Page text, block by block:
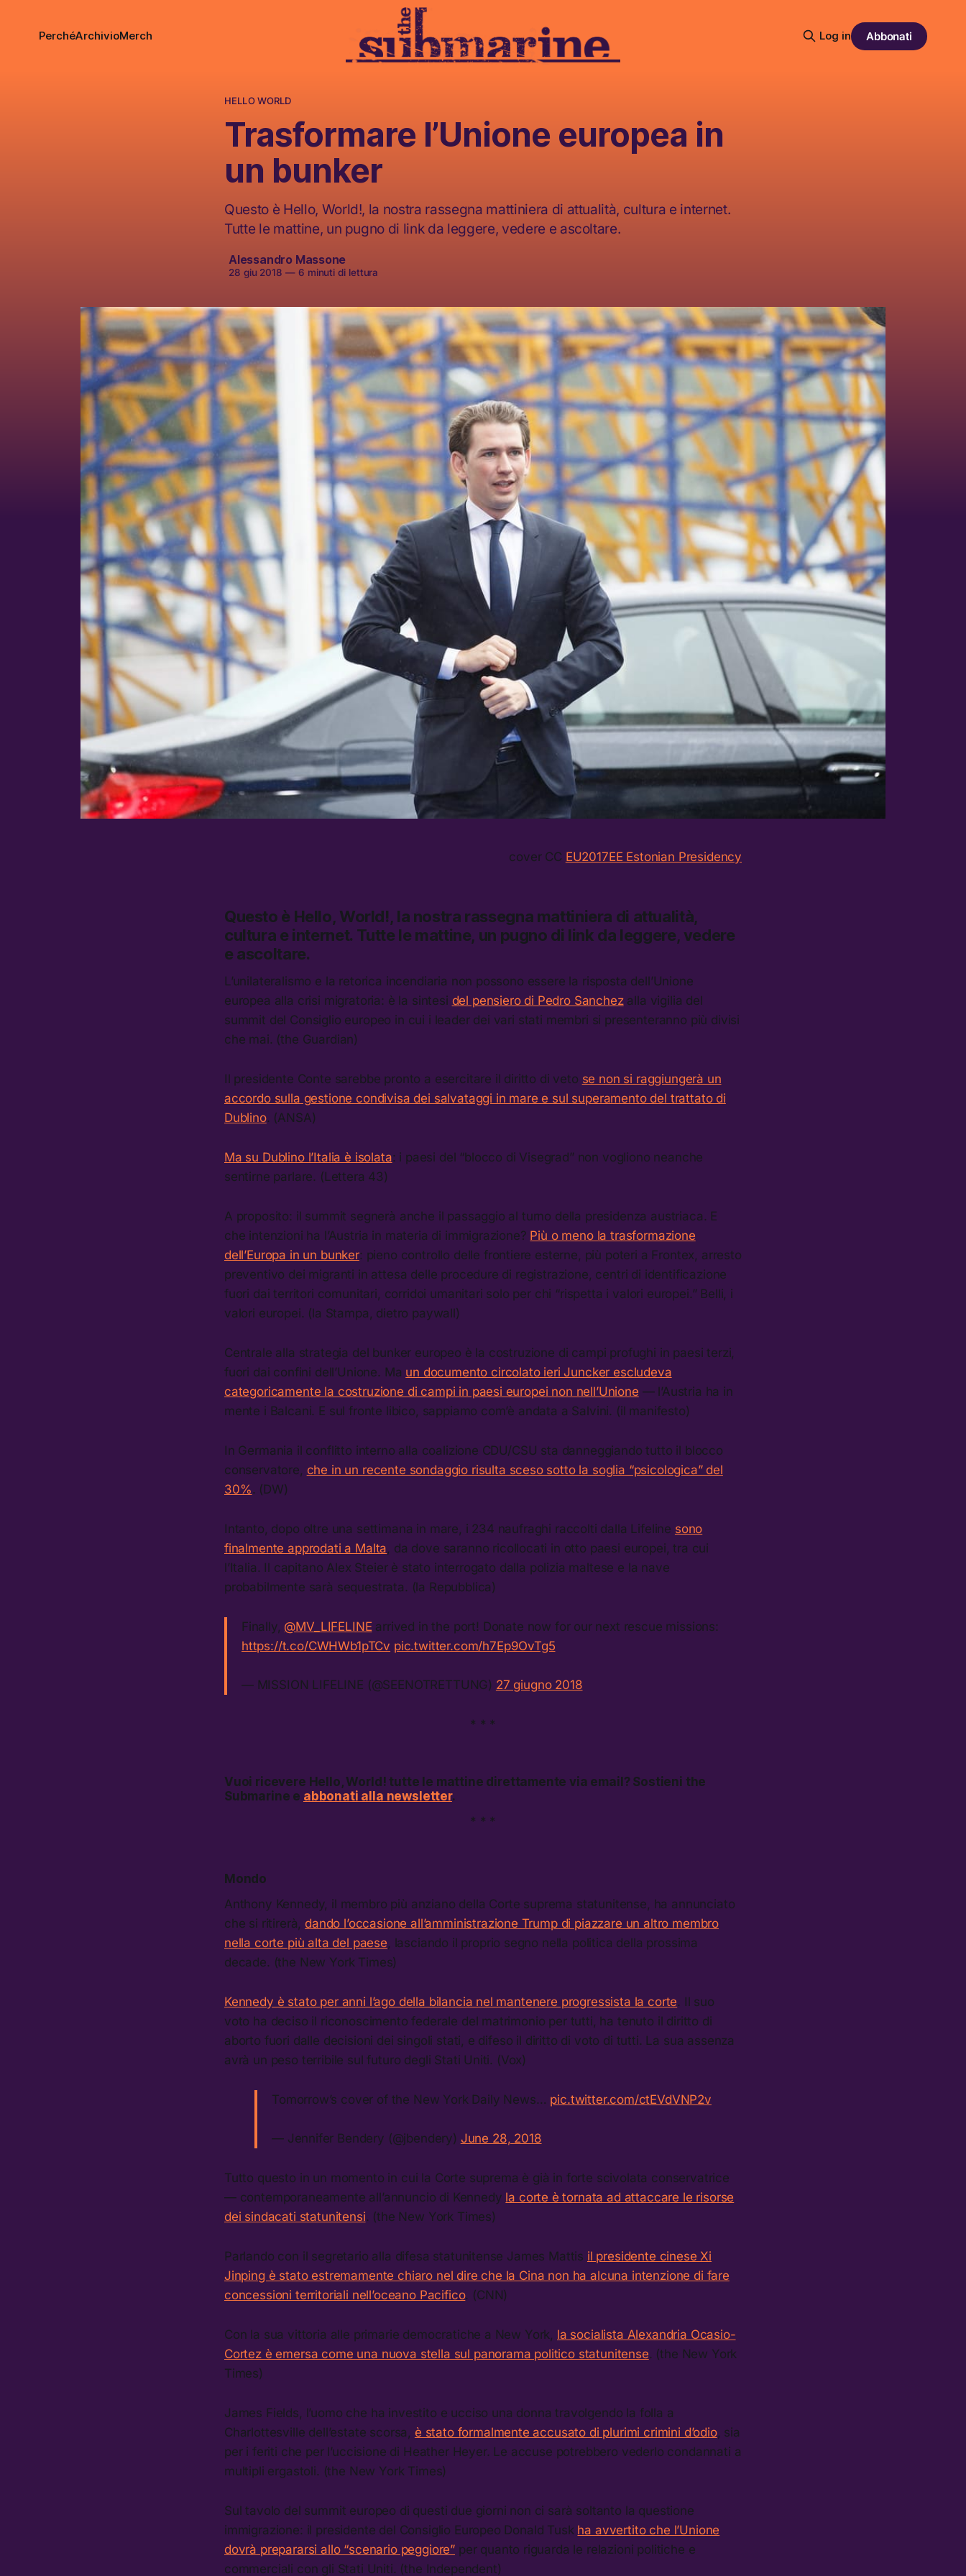
PerchéArchivioMerch Log in Abbonati
HELLO WORLD
Trasformare l’Unione europea in
un bunker
Questo è Hello, World!, la nostra rassegna mattiniera di attualità, cultura e internet.
Tutte le mattine, un pugno di link da leggere, vedere e ascoltare.
Alessandro Massone
28 giu 2018 —6 minuti di lettura
cover CC EU2017EE Estonian Presidency
Questo è Hello, World!, la nostra rassegna mattiniera di attualità,
cultura e internet. Tutte le mattine, un pugno di link da leggere, vedere
e ascoltare.
L’unilateralismo e la retorica incendiaria non possono essere la risposta dell’Unione
europea alla crisi migratoria: è la sintesi del pensiero di Pedro Sanchezalla vigilia del
summit del Consiglio europeo in cui i leader dei vari stati membri si presenteranno più divisi
che mai. (the Guardian)
Il presidente Conte sarebbe pronto a esercitare il diritto di veto se non si raggiungerà un
accordo sulla gestione condivisa dei salvataggi in mare e sul superamento del trattato di
Dublino. (ANSA)
Ma su Dublino l’Italia è isolata: i paesi del “blocco di Visegrad” non vogliono neanche
sentirne parlare. (Lettera 43)
A proposito: il summit segnerà anche il passaggio al turno della presidenza austriaca. E
che intenzioni ha l’Austria in materia di immigrazione? Più o meno la trasformazione
dell’Europa in un bunker: pieno controllo delle frontiere esterne, più poteri a Frontex, arresto
preventivo dei migranti in attesa delle procedure di registrazione, centri di identificazione
fuori dai territori comunitari, corridoi umanitari solo per chi “rispetta i valori europei.” Belli, i
valori europei. (la Stampa, dietro paywall)
Centrale alla strategia del bunker europeo è la costruzione di campi profughi in paesi terzi,
fuori dai confini dell’Unione. Ma un documento circolato ieri Juncker escludeva
categoricamente la costruzione di campi in paesi europei non nell’Unione — l’Austria ha in
mente i Balcani. E sul fronte libico, sappiamo com’è andata a Salvini. (il manifesto)
In Germania il conflitto interno alla coalizione CDU/CSU sta danneggiando tutto il blocco
conservatore, che in un recente sondaggio risulta sceso sotto la soglia “psicologica” del
30% . (DW)
Intanto, dopo oltre una settimana in mare, i 234 naufraghi raccolti dalla Lifeline sono
finalmente approdati a Malta, da dove saranno ricollocati in otto paesi europei, tra cui
l’Italia. Il capitano Alex Steier è stato interrogato dalla polizia maltese e la nave
probabilmente sarà sequestrata. (la Repubblica)
Finally, @MV_LIFELINE arrived in the port! Donate now for our next rescue missions:
https://t.co/CWHWb1pTCv pic.twitter.com/h7Ep9OvTg5
— MISSION LIFELINE (@SEENOTRETTUNG) 27 giugno 2018
* * *
Vuoi ricevere Hello, World! tutte le mattine direttamente via email? Sostieni the
Submarine e abbonati alla newsletter.
* * *
Mondo
Anthony Kennedy, il membro più anziano della Corte suprema statunitense, ha annunciato
che si ritirerà, dando l’occasione all’amministrazione Trump di piazzare un altro membro
nella corte più alta del paese, lasciando il proprio segno nella politica della prossima
decade. (the New York Times)
Kennedy è stato per anni l’ago della bilancia nel mantenere progressista la corte. Il suo
voto ha deciso il riconoscimento federale del matrimonio per tutti, ha tenuto il diritto di
aborto fuori dalle decisioni dei singoli stati, e difeso il diritto di voto di tutti. La sua assenza
avrà un peso terribile sul futuro degli Stati Uniti. (Vox)
Tomorrow’s cover of the New York Daily News… pic.twitter.com/ctEVdVNP2v
— Jennifer Bendery (@jbendery) June 28, 2018
Tutto questo in un momento in cui la Corte suprema è già in forte scivolata conservatrice
— contemporaneamente all’annuncio di Kennedy la corte è tornata ad attaccare le risorse
dei sindacati statunitensi. (the New York Times)
Parlando con il segretario alla difesa statunitense James Mattis il presidente cinese Xi
Jinping è stato estremamente chiaro nel dire che la Cina non ha alcuna intenzione di fare
concessioni territoriali nell’oceano Pacifico. (CNN)
Con la sua vittoria alle primarie democratiche a New York, la socialista Alexandria Ocasio-
Cortez è emersa come una nuova stella sul panorama politico statunitense. (the New York
Times)
James Fields, l’uomo che ha investito e ucciso una donna travolgendo la folla a
Charlottesville dell’estate scorsa, è stato formalmente accusato di plurimi crimini d’odio, sia
per i feriti che per l’uccisione di Heather Heyer. Le accuse potrebbero vederlo condannati a
multipli ergastoli. (the New York Times)
Sul tavolo del summit europeo di questi due giorni non ci sarà soltanto la questione
immigrazione: il presidente del Consiglio Europeo Donald Tusk ha avvertito che l’Unione
dovrà prepararsi allo “scenario peggiore” per quanto riguarda le relazioni politiche e
commerciali con gli Stati Uniti. (the Independent)